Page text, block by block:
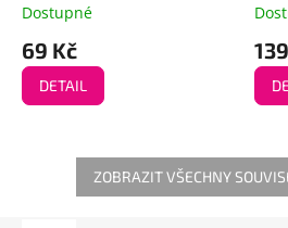
Dostupné
69 Kč
DETAIL
ZOBRAZIT VŠECHNY